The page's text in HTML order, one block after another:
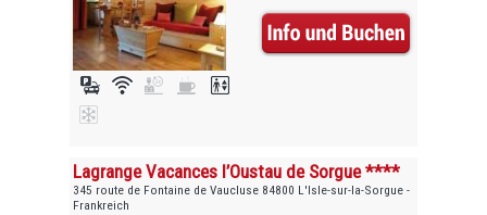
Lagrange Vacances l’Oustau de Sorgue ****
345 route de Fontaine de Vaucluse 84800 L'Isle-sur-la-Sorgue -
Frankreich